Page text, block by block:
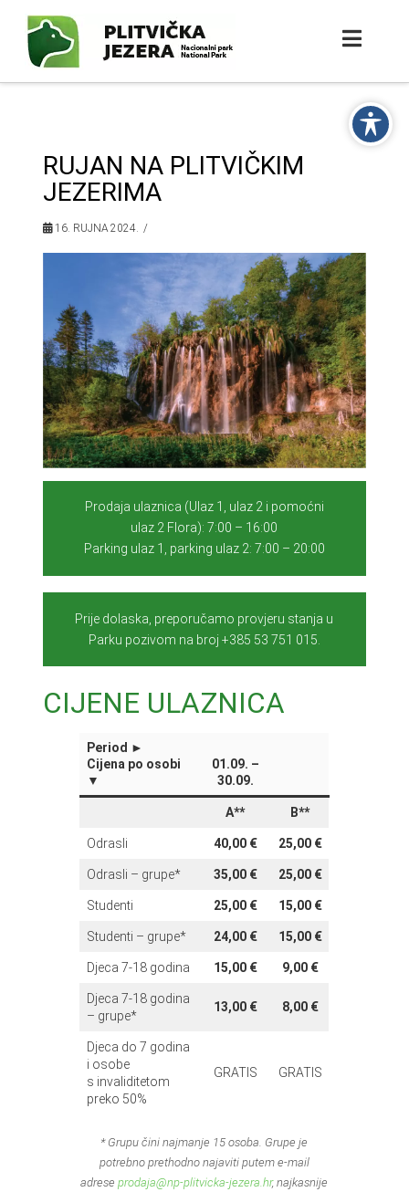
RUJAN NA PLITVIČKIM
JEZERIMA
16. RUJNA 2024.
Prodaja ulaznica (Ulaz 1, ulaz 2 i pomoćni
ulaz 2 Flora): 7:00 – 16:00
Parking ulaz 1, parking ulaz 2: 7:00 – 20:00
Prije dolaska, preporučamo provjeru stanja u
Parku pozivom na broj +385 53 751 015.
CIJENE ULAZNICA
Period ►
Cijena po osobi
▼
01.09. –
30.09.
A** B**
Odrasli 40,00 € 25,00 €
Odrasli – grupe* 35,00 € 25,00 €
Studenti 25,00 € 15,00 €
Studenti – grupe* 24,00 € 15,00 €
Djeca 7-18 godina 15,00 € 9,00 €
Djeca 7-18 godina
– grupe*
13,00 € 8,00 €
Djeca do 7 godina
i osobe
s invaliditetom
preko 50%
GRATIS GRATIS
* Grupu čini najmanje 15 osoba. Grupe je
potrebno prethodno najaviti putem e-mail
adreseprodaja@np-plitvicka-jezera.hr, najkasnije